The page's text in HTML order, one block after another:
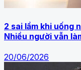
2 sai lầm khi uống
Nhiều người vẫn
20/06/2026